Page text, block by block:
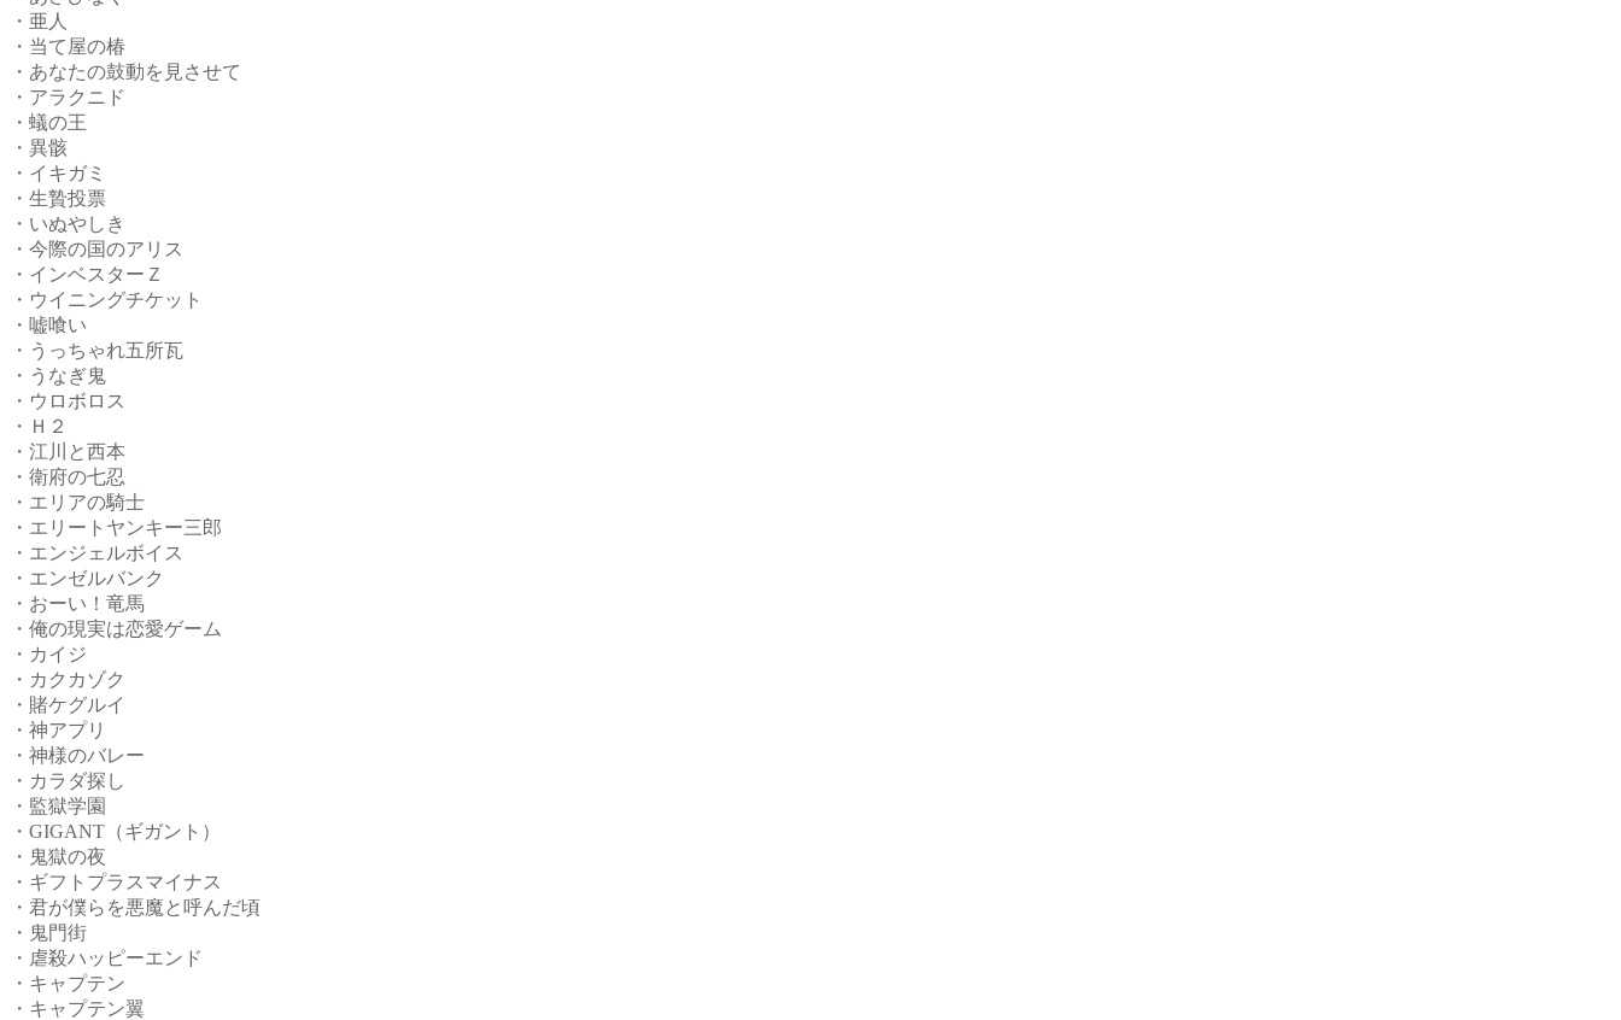
・亜人
・当て屋の椿
・あなたの鼓動を見させて
・アラクニド
・蟻の王
・異骸
・イキガミ
・生贄投票
・いぬやしき
・今際の国のアリス
・インベスターＺ
・ウイニングチケット
・嘘喰い
・うっちゃれ五所瓦
・うなぎ鬼
・ウロボロス
・Ｈ２
・江川と西本
・衛府の七忍
・エリアの騎士
・エリートヤンキー三郎
・エンジェルボイス
・エンゼルバンク
・おーい！竜馬
・俺の現実は恋愛ゲーム
・カイジ
・カクカゾク
・賭ケグルイ
・神アプリ
・神様のバレー
・カラダ探し
・監獄学園
・GIGANT（ギガント）
・鬼獄の夜
・ギフトプラスマイナス
・君が僕らを悪魔と呼んだ頃
・鬼門街
・虐殺ハッピーエンド
・キャプテン
・キャプテン翼